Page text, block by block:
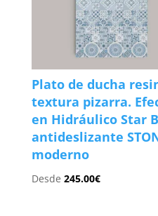
Plato de ducha
textura pizarra.
en Hidráulico Star
antideslizante
moderno
Desde245.00€